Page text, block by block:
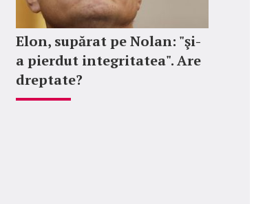
Elon, supărat pe Nolan: "şi-
a pierdut integritatea". Are
dreptate?